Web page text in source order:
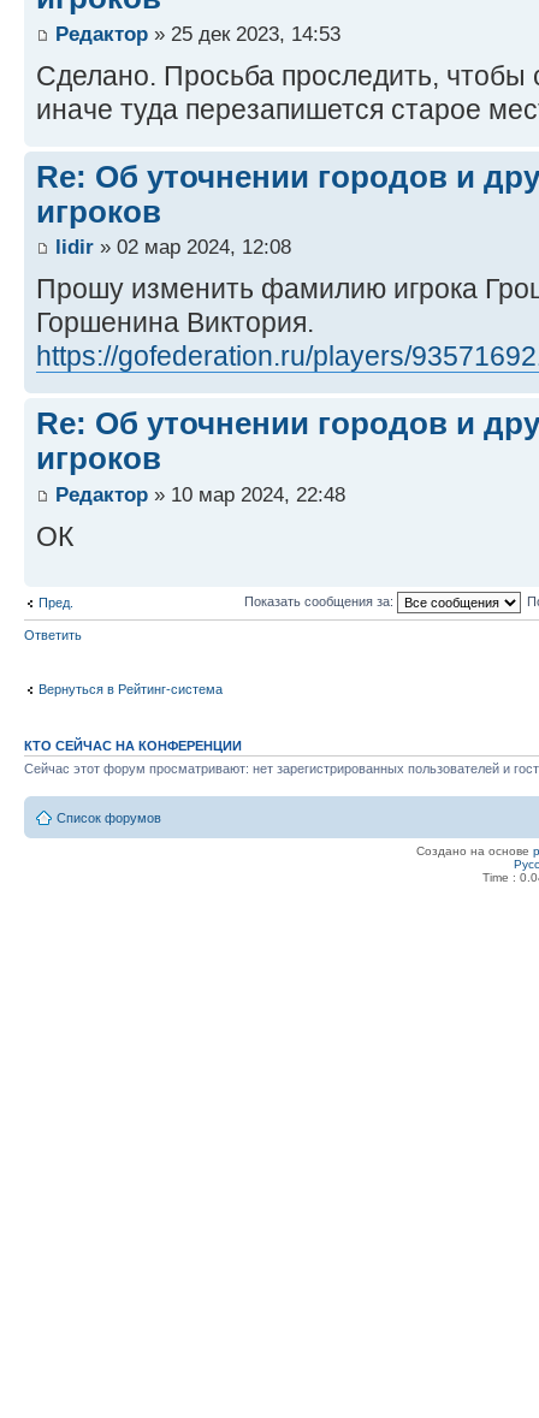
Редактор » 25 дек 2023, 14:53
Сделано. Просьба проследить, чтобы
иначе туда перезапишется старое
Re: Об уточнении городов и
игроков
lidir » 02 мар 2024, 12:08
Прошу изменить фамилию игрока
Горшенина Виктория.
https://gofederation.ru/players/
Re: Об уточнении городов и
игроков
Редактор » 10 мар 2024, 22:48
ОК
Пред. Показать сообщения за:
Ответить
Вернуться в Рейтинг-система
КТО СЕЙЧАС НА КОНФЕРЕНЦИИ
Сейчас этот форум просматривают: нет зарегистрированных пользователей и
Список форумов
Создано на основе
Time :